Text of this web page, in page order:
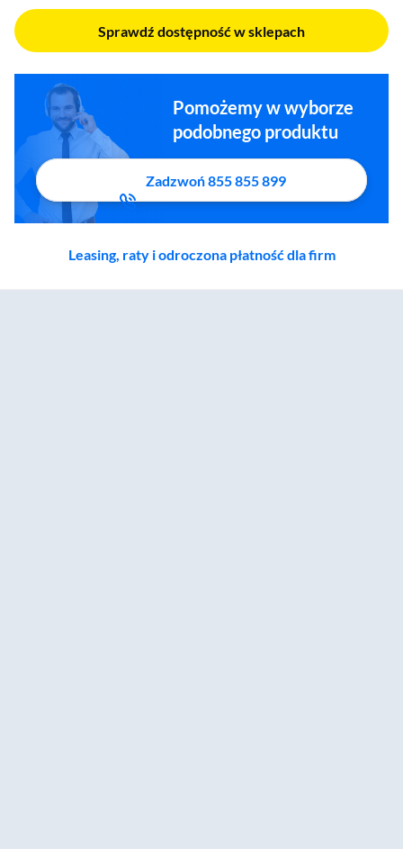
Sprawdź dostępność w sklepach
Pomożemy w wyborze
podobnego produktu
Zadzwoń 855 855 899
Leasing, raty i odroczona płatność dla firm